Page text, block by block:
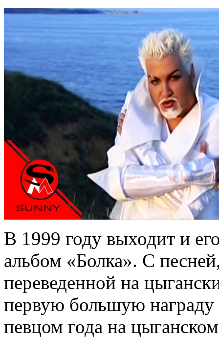
В 1999 году выходит и
альбом «Болка». С
переведенной на
первую большую награду
певцом года на